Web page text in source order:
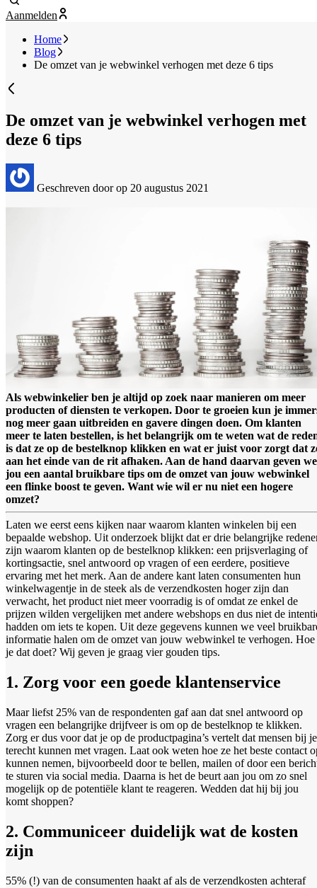
Aanmelden
Home
Blog
De omzet van je webwinkel verhogen met deze 6 tips
De omzet van je webwinkel verhogen met
deze 6 tips
Geschreven doorop 20 augustus 2021
Als webwinkelier ben je altijd op zoek naar manieren om meer
producten of diensten te verkopen. Door te groeien kun je
nog meer gaan uitbreiden en gavere dingen doen. Om klanten
meer te laten bestellen, is het belangrijk om te weten wat de
is dat ze op de bestelknop klikken en wat er juist voor zorgt dat
aan het einde van de rit afhaken. Aan de hand daarvan geven we
jou een aantal bruikbare tips om de omzet van jouw webwinkel
een flinke boost te geven. Want wie wil er nu niet een hogere
omzet?
Laten we eerst eens kijken naar waarom klanten winkelen bij een
bepaalde webshop. Uit onderzoek blijkt dat er drie belangrijke
zijn waarom klanten op de bestelknop klikken: een prijsverlaging of
kortingsactie, snel antwoord op vragen of een eerdere, positieve
ervaring met het merk. Aan de andere kant laten consumenten hun
winkelwagentje in de steek als de verzendkosten hoger zijn dan
verwacht, het product niet meer voorradig is of omdat ze enkel de
prijzen wilden vergelijken met andere webshops en dus niet de
hadden om iets te kopen. Uit deze gegevens kunnen we veel
informatie halen om de omzet van jouw webwinkel te verhogen. Hoe
je dat doet? Wij geven je graag vier gouden tips.
1. Zorg voor een goede klantenservice
Maar liefst 25% van de respondenten gaf aan dat snel antwoord op
vragen een belangrijke drijfveer is om op de bestelknop te klikken.
Zorg er dus voor dat je op de productpagina’s vertelt dat mensen bij je
terecht kunnen met vragen. Laat ook weten hoe ze het beste contact
kunnen nemen, bijvoorbeeld door te bellen, mailen of door een
te sturen via social media. Daarna is het de beurt aan jou om zo snel
mogelijk op de potentiële klant te reageren. Wedden dat hij bij jou
komt shoppen?
2. Communiceer duidelijk wat de kosten
zijn
55% (!) van de consumenten haakt af als de verzendkosten achteraf